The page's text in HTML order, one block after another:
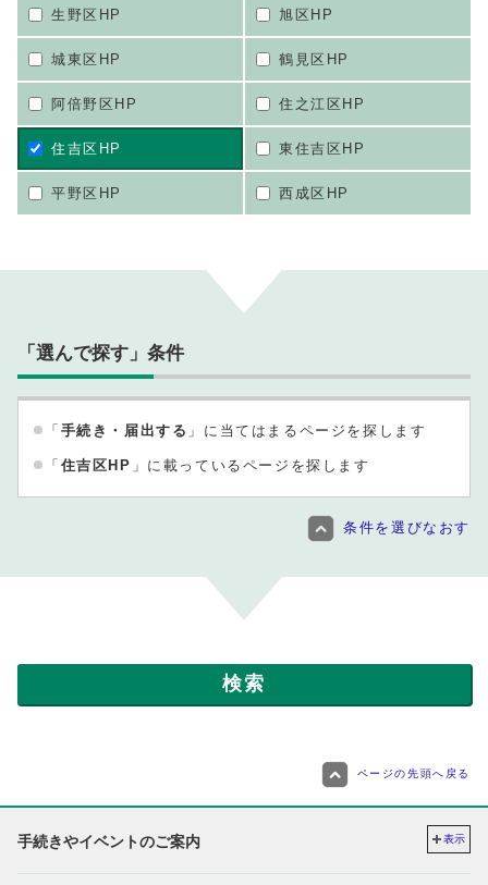
生野区HP 旭区HP
城東区HP 鶴見区HP
阿倍野区HP 住之江区HP
住吉区HP 東住吉区HP
平野区HP 西成区HP
「選んで探す」条件
「 手続き・届出する 」に当てはまるページを探します
「 住吉区HP 」に載っているページを探します
条件を選びなおす
ページの先頭へ戻る
手続きやイベントのご案内 表示